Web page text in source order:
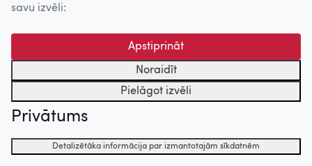
savu izvēli:
Apstiprināt
Noraidīt
Pielāgot izvēli
Privātums
Detalizētāka informācija par izmantotajām sīkdatnēm